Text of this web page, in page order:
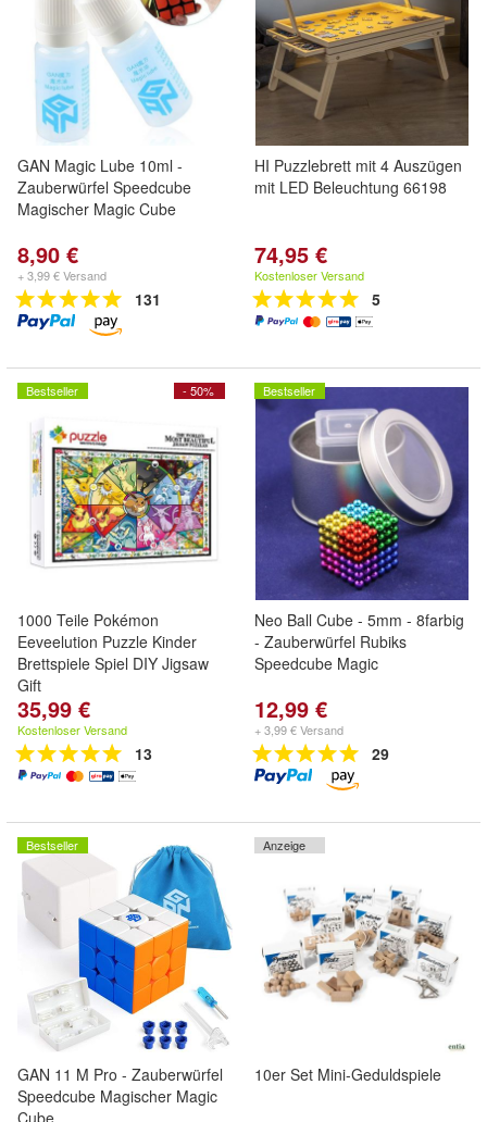
GAN Magic Lube 10ml -
Zauberwürfel Speedcube
Magischer Magic Cube
8,90 €
+ 3,99 € Versand
131
HI Puzzlebrett mit 4 Auszügen
mit LED Beleuchtung 66198
74,95 €
Kostenloser Versand
5
- 50%
Bestseller
1000 Teile Pokémon
Eeveelution Puzzle Kinder
Brettspiele Spiel DIY Jigsaw
Gift
35,99 €
Kostenloser Versand
13
Bestseller
Neo Ball Cube - 5mm - 8farbig
- Zauberwürfel Rubiks
Speedcube Magic
12,99 €
+ 3,99 € Versand
29
Bestseller
GAN 11 M Pro - Zauberwürfel
Speedcube Magischer Magic
Cube
Anzeige
10er Set Mini-Geduldspiele